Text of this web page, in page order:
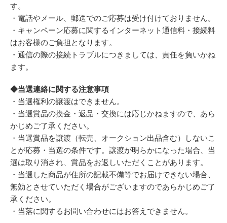
す。
・電話やメール、郵送でのご応募は受け付けておりません。
・キャンペーン応募に関するインターネット通信料・接続料
はお客様のご負担となります。
・通信の際の接続トラブルにつきましては、責任を負いかね
ます。
◆当選連絡に関する注意事項
・当選権利の譲渡はできません。
・当選賞品の換金・返品・交換には応じかねますので、あら
かじめご了承ください。
・当選賞品を譲渡（転売、オークション出品含む）しないこ
とが応募・当選の条件です。譲渡が明らかになった場合、当
選は取り消され、賞品をお返しいただくことがあります。
・当選した商品が住所の記載不備等でお届けできない場合、
無効とさせていただく場合がございますのであらかじめご了
承ください。
・当落に関するお問い合わせにはお答えできません。